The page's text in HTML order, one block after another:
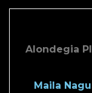
Alondegia
Maila